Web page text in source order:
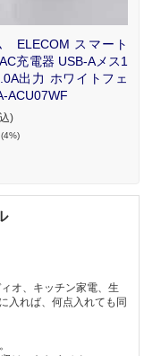
ELECOM スマート
充電器 USB-Aメス1
出力 ホワイトフェ
ACU07WF
)
オ、キッチン家電、生
入れば、何点入れても同